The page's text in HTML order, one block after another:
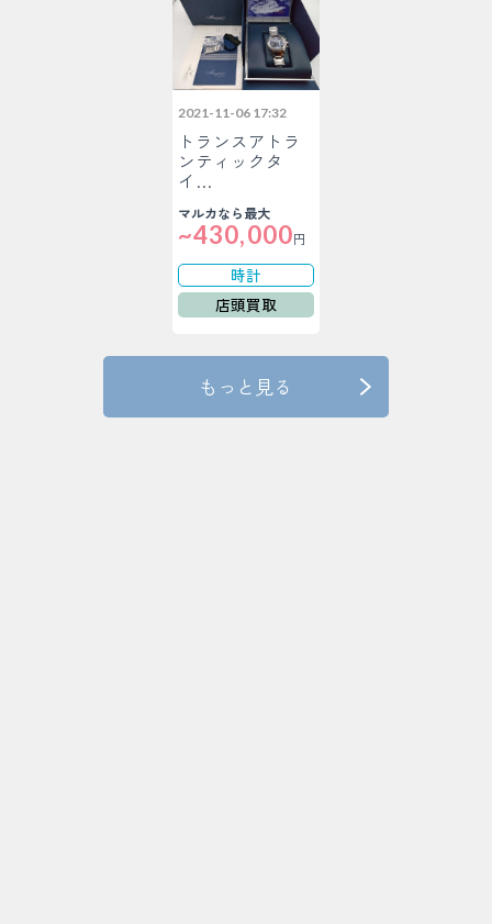
2021-11-06 17:32
トランスアトラ
ンティックタ
イ…
マルカなら最大
~430,000円
時計
店頭買取
もっと見る